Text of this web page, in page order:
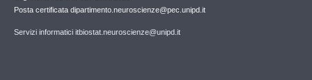
Posta certificata dipartimento.neuroscienze@pec.unipd.it
Servizi informatici itbiostat.neuroscienze@unipd.it